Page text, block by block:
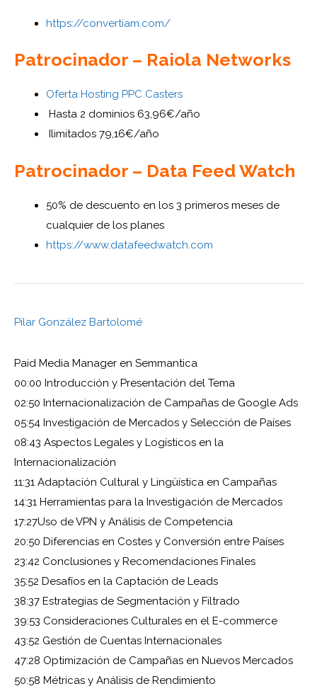
https://convertiam.com/
Patrocinador – Raiola Networks
Oferta Hosting PPC Casters
Hasta 2 dominios 63,96€/año
Ilimitados 79,16€/año
Patrocinador – Data Feed Watch
50% de descuento en los 3 primeros meses de
cualquier de los planes
https://www.datafeedwatch.com
Pilar González Bartolomé
Paid Media Manager en Semmantica
00:00 Introducción y Presentación del Tema
02:50 Internacionalización de Campañas de Google Ads
05:54 Investigación de Mercados y Selección de Países
08:43 Aspectos Legales y Logísticos en la
Internacionalización
11:31 Adaptación Cultural y Lingüística en Campañas
14:31 Herramientas para la Investigación de Mercados
17:27Uso de VPN y Análisis de Competencia
20:50 Diferencias en Costes y Conversión entre Países
23:42 Conclusiones y Recomendaciones Finales
35:52 Desafíos en la Captación de Leads
38:37 Estrategias de Segmentación y Filtrado
39:53 Consideraciones Culturales en el E-commerce
43:52 Gestión de Cuentas Internacionales
47:28 Optimización de Campañas en Nuevos Mercados
50:58 Métricas y Análisis de Rendimiento